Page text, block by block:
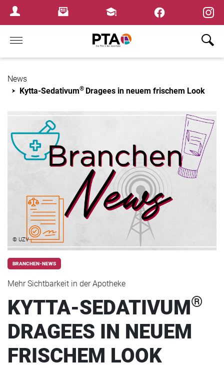
Login MenuNewsletterFortbildungen
Home
News
Kytta-Sedativum® Dragees in neuem frischem Look
© UZV
BRANCHEN-NEWS
Mehr Sichtbarkeit in der Apotheke
KYTTA-SEDATIVUM®
DRAGEES IN NEUEM
FRISCHEM LOOK
×